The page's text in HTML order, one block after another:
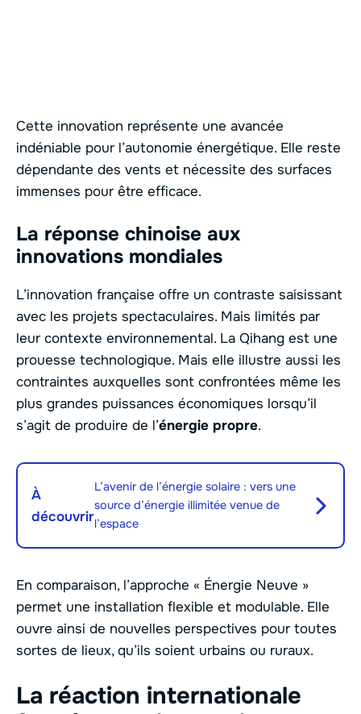
Cette innovation représente une avancée
indéniable pour l’autonomie énergétique. Elle reste
dépendante des vents et nécessite des surfaces
immenses pour être efficace.
La réponse chinoise aux
innovations mondiales
L’innovation française offre un contraste saisissant
avec les projets spectaculaires. Mais limités par
leur contexte environnemental. La Qihang est une
prouesse technologique. Mais elle illustre aussi les
contraintes auxquelles sont confrontées même les
plus grandes puissances économiques lorsqu’il
s’agit de produire de l’énergie propre.
À
découvrir
L’avenir de l’énergie solaire : vers une
source d’énergie illimitée venue de
l’espace
En comparaison, l’approche « Énergie Neuve »
permet une installation flexible et modulable. Elle
ouvre ainsi de nouvelles perspectives pour toutes
sortes de lieux, qu’ils soient urbains ou ruraux.
La réaction internationale